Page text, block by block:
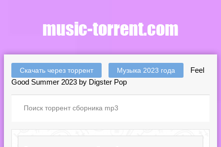
Скачать через торрент Музыка 2023 года
Feel
Good Summer 2023 by Digster Pop